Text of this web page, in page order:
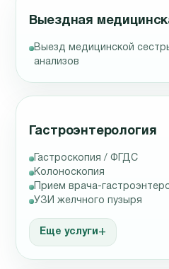
Выездная
Выезд медицинской
анализов
Гастроэнтерология
Гастроскопия / ФГДС
Колоноскопия
Прием врача-
УЗИ желчного пузыря
Еще услуги